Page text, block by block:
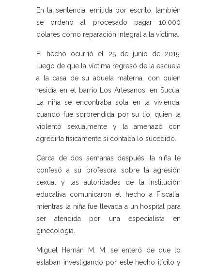
En la sentencia, emitida por escrito, también
se ordenó al procesado pagar 10.000
dólares como reparación integral a la víctima.
El hecho ocurrió el 25 de junio de 2015,
luego de que la víctima regresó de la escuela
a la casa de su abuela materna, con quien
residía en el barrio Los Artesanos, en Sucúa.
La niña se encontraba sola en la vivienda,
cuando fue sorprendida por su tío, quien la
violentó sexualmente y la amenazó con
agredirla físicamente si contaba lo sucedido.
Cerca de dos semanas después, la niña le
confesó a su profesora sobre la agresión
sexual y las autoridades de la institución
educativa comunicaron el hecho a Fiscalía,
mientras la niña fue llevada a un hospital para
ser atendida por una especialista en
ginecología.
Miguel Hernán M. M. se enteró de que lo
estaban investigando por este hecho ilícito y